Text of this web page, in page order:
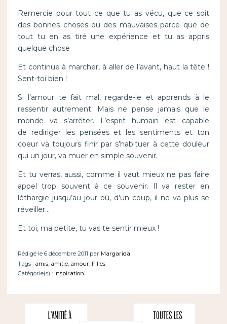
Remercie pour tout ce que tu as vécu, que ce soit
des bonnes choses ou des mauvaises parce que de
tout tu en as tiré une expérience et tu as appris
quelque chose
Et continue à marcher, à aller de l’avant, haut la tête !
Sent-toi bien !
Si l’amour te fait mal, regarde-le et apprends à le
ressentir autrement. Mais ne pense jamais que le
monde va s’arrêter. L’esprit humain est capable
de rediriger les pensées et les sentiments et ton
coeur va toujours finir par s’habituer à cette douleur
qui un jour, va muer en simple souvenir.
Et tu verras, aussi, comme il vaut mieux ne pas faire
appel trop souvent à ce souvenir. Il va rester en
léthargie jusqu’au jour où, d’un coup, il ne va plus se
réveiller…
Et toi, ma petite, tu vas te sentir mieux !
Rédigé le 6 décembre 2011 par Margarida
Tags : amis, amitie, amour, Filles
Catégorie(s) : Inspiration
L’amitié à
Toutes les